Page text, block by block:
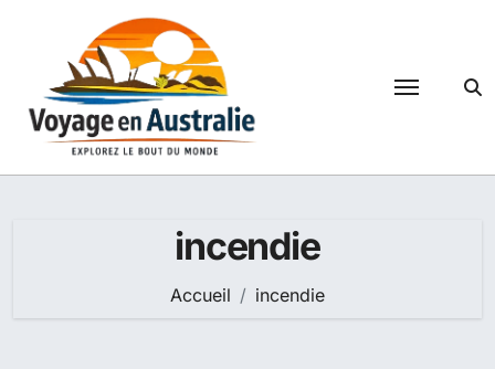
incendie
Accueil incendie